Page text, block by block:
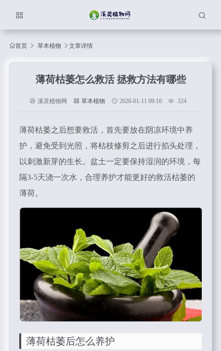
首页 草本植物 文章详情
薄荷枯萎怎么救活 拯救方法有哪些
溪灵植物网 草本植物 2026-01-11 09:10 324
薄荷枯萎之后想要救活，首先要放在阴凉环境中养
护，避免受到光照，将枯枝修剪之后进行掐头处理，
以刺激新芽的生长。盆土一定要保持湿润的环境，每
隔3-5天浇一次水，合理养护才能更好的救活枯萎的
薄荷。
薄荷枯萎后怎么养护